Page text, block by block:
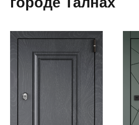
Анапа
Анжеро-
Судженск
Аргаяш